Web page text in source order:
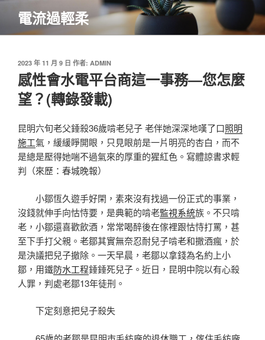
主
電流過輕柔
發
佈
於
2023 年 11 月 9 日 作者: ADMIN
感性會水電平台商這一事務—您怎麼
望？(轉錄發載)
昆明六旬老父錘殺36歲啃老兒子 老伴她深深地嘆了口照明
施工氣，緩緩睜開眼，只見眼前是一片明亮的杏白，而不
是總是壓得她喘不過氣來的厚重的猩紅色。寫體諒書求輕
判（來歷：春城晚報）
小鄒恆久遊手好閑，素來沒有找過一份正式的事業，
沒錢就伸手向怙恃要，是典範的啃老監視系統族。不只啃
老，小鄒還喜歡飲酒，常常喝醉後在傢裡跟怙恃打罵，甚
至下手打父親。老鄒其實無奈忍耐兒子啃老和撒酒瘋，於
是決議把兒子撤除。一天早晨，老鄒以拿錢為名約上小
鄒，用鐵防水工程錘錘死兒子。近日，昆明中院以有心殺
人罪，判處老鄒13年徒刑。
下定刻意把兒子殺失